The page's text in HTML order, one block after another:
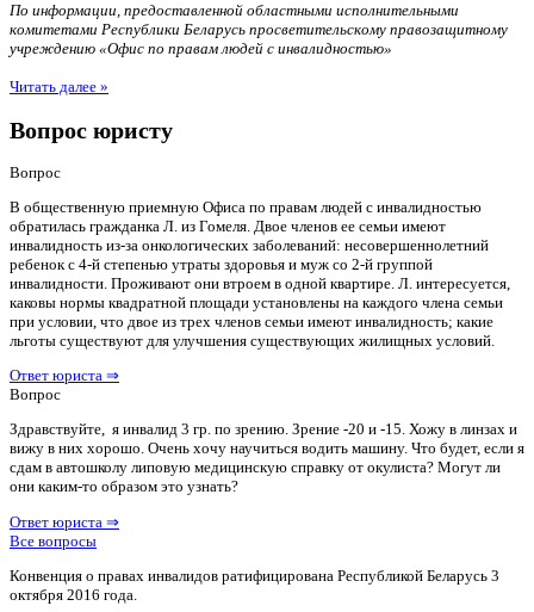
По информации, предоставленной областными исполнительными
комитетами Республики Беларусь просветительскому правозащитному
учреждению «Офис по правам людей с инвалидностью»
Читать далее »
Вопрос юристу
Вопрос
В общественную приемную Офиса по правам людей с инвалидностью
обратилась гражданка Л. из Гомеля. Двое членов ее семьи имеют
инвалидность из-за онкологических заболеваний: несовершеннолетний
ребенок с 4-й степенью утраты здоровья и муж со 2-й группой
инвалидности. Проживают они втроем в одной квартире. Л. интересуется,
каковы нормы квадратной площади установлены на каждого члена семьи
при условии, что двое из трех членов семьи имеют инвалидность; какие
льготы существуют для улучшения существующих жилищных условий.
Ответ юриста ⇒
Вопрос
Здравствуйте, я инвалид 3 гр. по зрению. Зрение -20 и -15. Хожу в линзах и
вижу в них хорошо. Очень хочу научиться водить машину. Что будет, если я
сдам в автошколу липовую медицинскую справку от окулиста? Могут ли
они каким-то образом это узнать?
Ответ юриста ⇒
Все вопросы
Конвенция о правах инвалидов ратифицирована Республикой Беларусь 3
октября 2016 года.